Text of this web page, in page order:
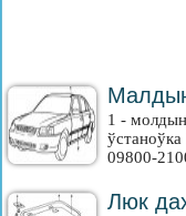
1 -
09800-
Люк